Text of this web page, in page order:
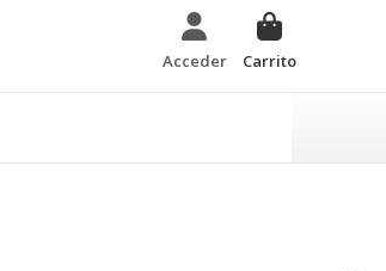
Acceder Carrito